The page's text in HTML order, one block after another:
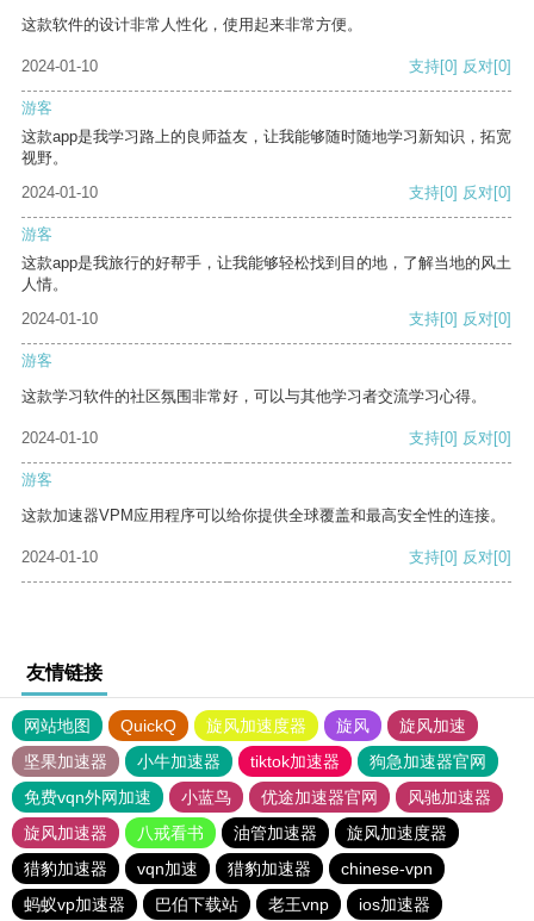
这款软件的设计非常人性化，使用起来非常方便。
2024-01-10 支持[0] 反对[0]
游客
这款app是我学习路上的良师益友，让我能够随时随地学习新知识，拓宽
视野。
2024-01-10
支持[0] 反对[0]
游客
这款app是我旅行的好帮手，让我能够轻松找到目的地，了解当地的风土
人情。
2024-01-10
支持[0] 反对[0]
游客
这款学习软件的社区氛围非常好，可以与其他学习者交流学习心得。
2024-01-10 支持[0] 反对[0]
游客
这款加速器VPM应用程序可以给你提供全球覆盖和最高安全性的连接。
2024-01-10 支持[0] 反对[0]
友情链接
网站地图 QuickQ 旋风加速度器 旋风
旋风加速
坚果加速器
小牛加速器 tiktok加速器
狗急加速器官网
免费vqn外网加速
小蓝鸟 优途加速器官网
风驰加速器
旋风加速器
八戒看书 油管加速器
旋风加速度器
猎豹加速器
vqn加速 猎豹加速器
chinese-vpn
蚂蚁vp加速器
巴伯下载站 老王vnp ios加速器